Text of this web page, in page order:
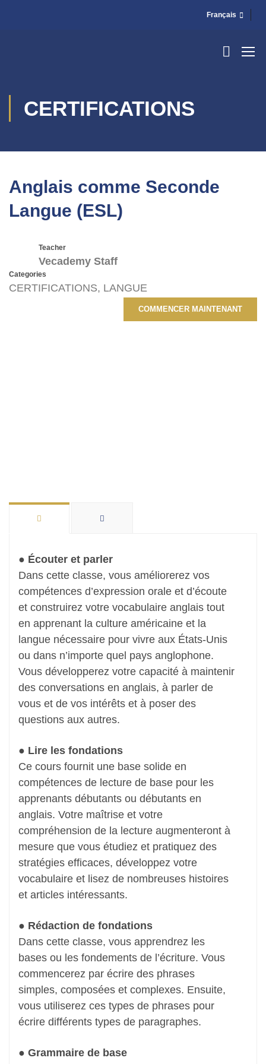
Français
CERTIFICATIONS
Anglais comme Seconde
Langue (ESL)
Teacher
Vecademy Staff
Categories
CERTIFICATIONS, LANGUE
COMMENCER MAINTENANT
● Écouter et parler
Dans cette classe, vous améliorerez vos
compétences d’expression orale et d’écoute
et construirez votre vocabulaire anglais tout
en apprenant la culture américaine et la
langue nécessaire pour vivre aux États-Unis
ou dans n’importe quel pays anglophone.
Vous développerez votre capacité à maintenir
des conversations en anglais, à parler de
vous et de vos intérêts et à poser des
questions aux autres.
● Lire les fondations
Ce cours fournit une base solide en
compétences de lecture de base pour les
apprenants débutants ou débutants en
anglais. Votre maîtrise et votre
compréhension de la lecture augmenteront à
mesure que vous étudiez et pratiquez des
stratégies efficaces, développez votre
vocabulaire et lisez de nombreuses histoires
et articles intéressants.
● Rédaction de fondations
Dans cette classe, vous apprendrez les
bases ou les fondements de l’écriture. Vous
commencerez par écrire des phrases
simples, composées et complexes. Ensuite,
vous utiliserez ces types de phrases pour
écrire différents types de paragraphes.
● Grammaire de base